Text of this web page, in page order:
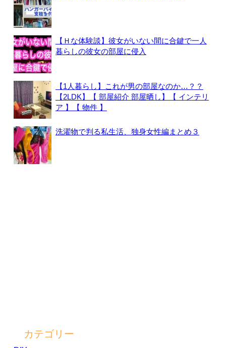
【Ｈな体験談】彼女がいない間に合鍵で一人
暮らしの彼女の部屋に侵入
【1人暮らし】これが男の部屋なのか…？？
【2LDK】【 部屋紹介 部屋晒し】【 インテリ
ア 】【 物件 】
洗濯物で判る私生活、独身女性編まとめ３
カテゴリー